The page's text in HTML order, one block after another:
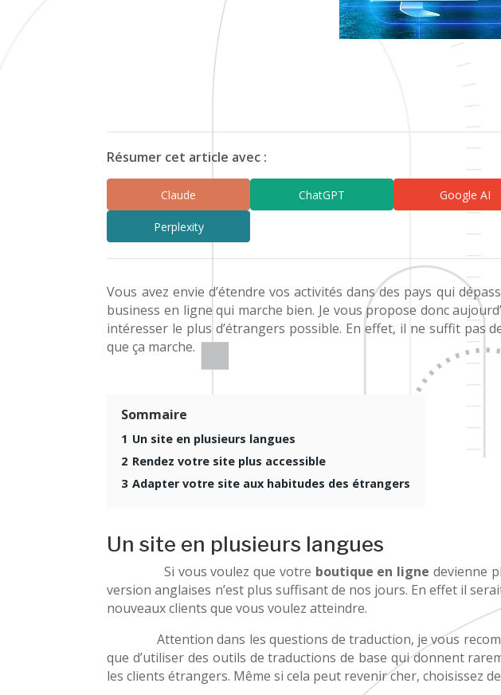
Résumer cet article avec :
Claude ChatGPT Google AI
Perplexity
Vous avez envie d’étendre vos activités dans des pays qui
business en ligne qui marche bien. Je vous propose donc
intéresser le plus d’étrangers possible. En effet, il ne suffit pas
que ça marche.
Sommaire
1 Un site en plusieurs langues
2 Rendez votre site plus accessible
3 Adapter votre site aux habitudes des étrangers
Un site en plusieurs langues
Si vous voulez que votre boutique en ligne devienne
version anglaises n’est plus suffisant de nos jours. En effet il
nouveaux clients que vous voulez atteindre.
Attention dans les questions de traduction, je vous
que d’utiliser des outils de traductions de base qui donnent
les clients étrangers. Même si cela peut revenir cher, choisissez